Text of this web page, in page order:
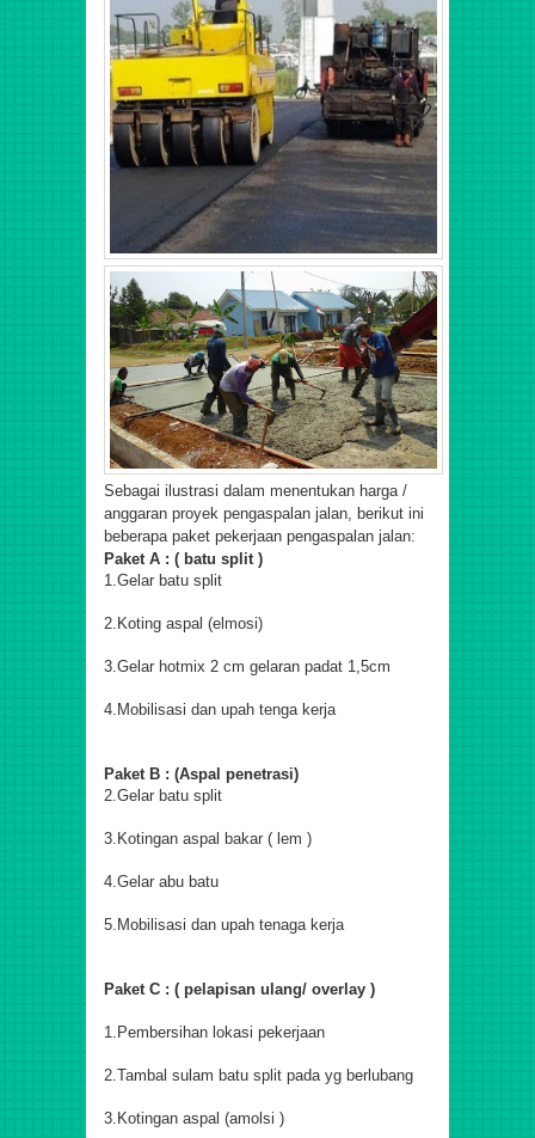
Sebagai ilustrasi dalam menentukan harga /
anggaran proyek pengaspalan jalan, berikut ini
beberapa paket pekerjaan pengaspalan jalan:
Paket A : ( batu split )
1.Gelar batu split
2.Koting aspal (elmosi)
3.Gelar hotmix 2 cm gelaran padat 1,5cm
4.Mobilisasi dan upah tenga kerja
Paket B : (Aspal penetrasi)
2.Gelar batu split
3.Kotingan aspal bakar ( lem )
4.Gelar abu batu
5.Mobilisasi dan upah tenaga kerja
Paket C : ( pelapisan ulang/ overlay )
1.Pembersihan lokasi pekerjaan
2.Tambal sulam batu split pada yg berlubang
3.Kotingan aspal (amolsi )